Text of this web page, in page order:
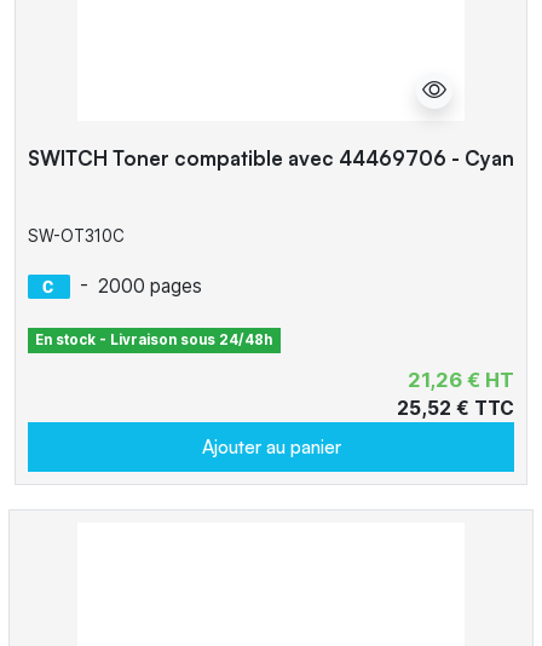
SWITCH Toner compatible avec 44469706 - Cyan
SW-OT310C
- 2000 pages
En stock - Livraison sous 24/48h
21,26 € HT
25,52 € TTC
Ajouter au panier